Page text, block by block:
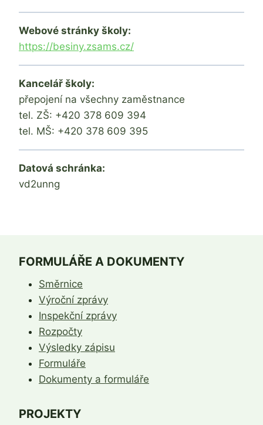
Webové stránky školy:
https://besiny.zsams.cz/
Kancelář školy:
přepojení na všechny zaměstnance
tel. ZŠ: +420 378 609 394
tel. MŠ: +420 378 609 395
Datová schránka:
vd2unng
FORMULÁŘE A DOKUMENTY
Směrnice
Výroční zprávy
Inspekční zprávy
Rozpočty
Výsledky zápisu
Formuláře
Dokumenty a formuláře
PROJEKTY